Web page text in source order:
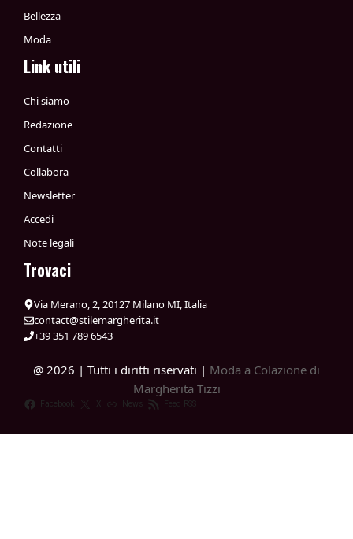
Bellezza
Moda
Link utili
Chi siamo
Redazione
Contatti
Collabora
Newsletter
Accedi
Note legali
Trovaci
Via Merano, 2, 20127 Milano MI, Italia
contact@stilemargherita.it
+39 351 789 6543
@ 2026 | Tutti i diritti riservati | Moda a Colazione di
Margherita Tizzi
Facebook X News Feed RSS